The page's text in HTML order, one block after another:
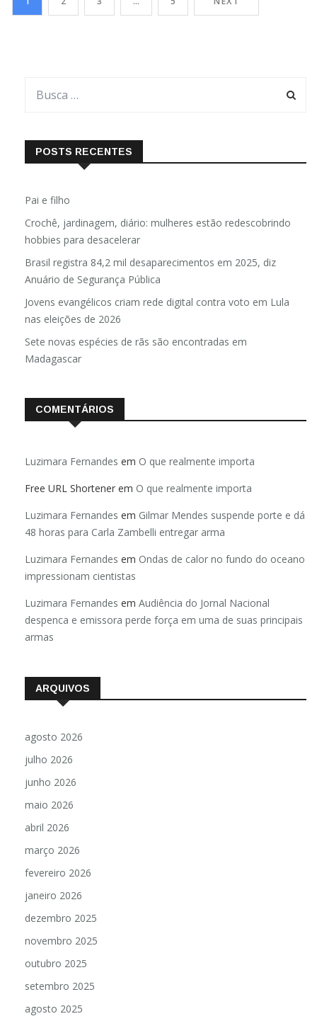
sobre sua imagem, a reação comum é acompanhar […]
POSTS RECENTES
Pai e filho
Crochê, jardinagem, diário: mulheres estão redescobrindo
hobbies para desacelerar
Brasil registra 84,2 mil desaparecimentos em 2025, diz
Anuário de Segurança Pública
Jovens evangélicos criam rede digital contra voto em Lula
nas eleições de 2026
Sete novas espécies de rãs são encontradas em
Madagascar
COMENTÁRIOS
Luzimara Fernandes em O que realmente importa
Free URL Shortener em O que realmente importa
Luzimara Fernandes em Gilmar Mendes suspende porte e dá
48 horas para Carla Zambelli entregar arma
Luzimara Fernandes em Ondas de calor no fundo do oceano
impressionam cientistas
Luzimara Fernandes em Audiência do Jornal Nacional
despenca e emissora perde força em uma de suas principais
armas
ARQUIVOS
agosto 2026
julho 2026
junho 2026
maio 2026
abril 2026
março 2026
fevereiro 2026
janeiro 2026
dezembro 2025
novembro 2025
outubro 2025
setembro 2025
agosto 2025